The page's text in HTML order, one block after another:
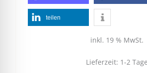
teilen
inkl. 19 % MwSt.
Lieferzeit: 1-2 Tage